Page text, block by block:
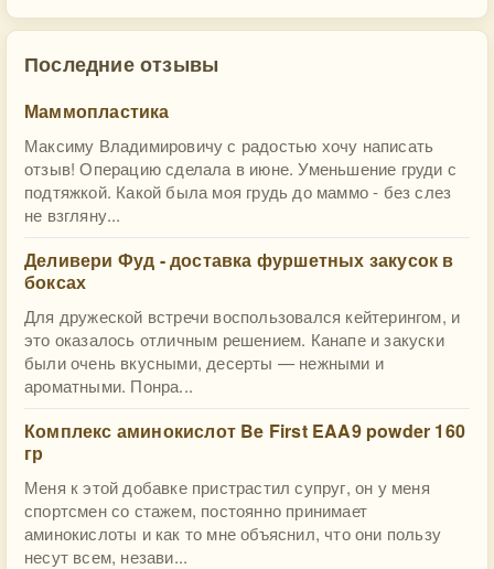
Последние отзывы
Маммопластика
Максиму Владимировичу с радостью хочу написать
отзыв! Операцию сделала в июне. Уменьшение груди с
подтяжкой. Какой была моя грудь до маммо - без слез
не взгляну...
Деливери Фуд - доставка фуршетных закусок в
боксах
Для дружеской встречи воспользовался кейтерингом, и
это оказалось отличным решением. Канапе и закуски
были очень вкусными, десерты — нежными и
ароматными. Понра...
Комплекс аминокислот Be First EAA9 powder 160
гр
Меня к этой добавке пристрастил супруг, он у меня
спортсмен со стажем, постоянно принимает
аминокислоты и как то мне объяснил, что они пользу
несут всем, незави...